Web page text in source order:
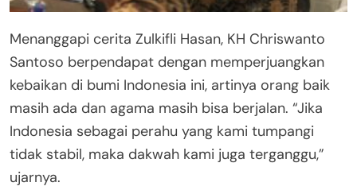
Menanggapi cerita Zulkifli Hasan, KH Chriswanto
Santoso berpendapat dengan memperjuangkan
kebaikan di bumi Indonesia ini, artinya orang baik
masih ada dan agama masih bisa berjalan. “Jika
Indonesia sebagai perahu yang kami tumpangi
tidak stabil, maka dakwah kami juga terganggu,”
ujarnya.